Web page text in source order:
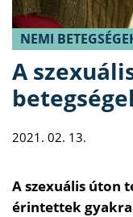
NEMI
A
2021. 02. 13.
A szexuális úton
érintettek